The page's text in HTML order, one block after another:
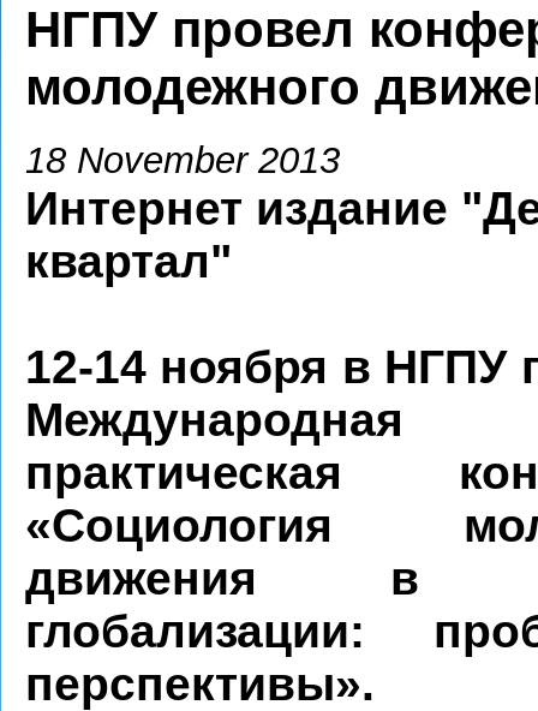
НГПУ провел
молодежного
18 November 2013
Интернет издание
квартал"
12-14 ноября в НГПУ
Международная
практическая
«Социология
движения в
глобализации:
перспективы».